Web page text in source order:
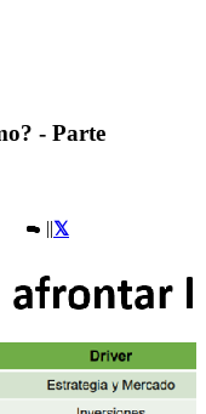
- Parte
||